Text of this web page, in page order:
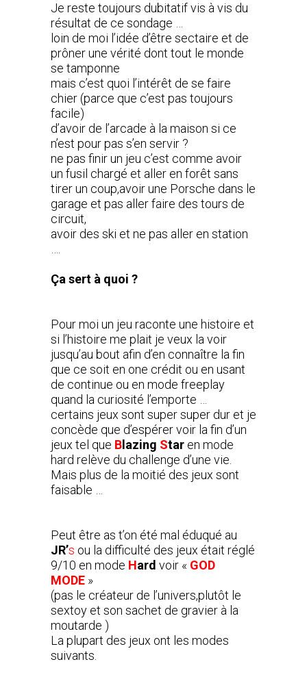
Je reste toujours dubitatif vis à vis du
résultat de ce sondage …
loin de moi l’idée d’être sectaire et de
prôner une vérité dont tout le monde
se tamponne
mais c’est quoi l’intérêt de se faire
chier (parce que c’est pas toujours
facile)
d’avoir de l’arcade à la maison si ce
n’est pour pas s’en servir ?
ne pas finir un jeu c’est comme avoir
un fusil chargé et aller en forêt sans
tirer un coup,avoir une Porsche dans le
garage et pas aller faire des tours de
circuit,
avoir des ski et ne pas aller en station
Ça sert à quoi ?
Pour moi un jeu raconte une histoire et
si l’histoire me plait je veux la voir
jusqu’au bout afin d’en connaître la fin
que ce soit en one crédit ou en usant
de continue ou en mode freeplay
quand la curiosité l’emporte …
certains jeux sont super super dur et je
concède que d’espérer voir la fin d’un
jeux tel que B lazing Star en mode
hard relève du challenge d’une vie.
Mais plus de la moitié des jeux sont
faisable …
Peut être as t’on été mal éduqué au
JR’s ou la difficulté des jeux était réglé
9/10 en mode Hard voir « GOD
MODE »
(pas le créateur de l’univers,plutôt le
sextoy et son sachet de gravier à la
moutarde )
La plupart des jeux ont les modes
suivants.